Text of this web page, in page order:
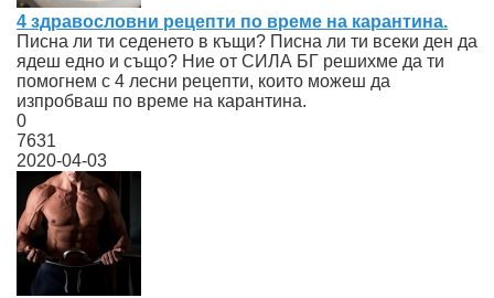
4 здравословни рецепти по време на карантина.
Писна ли ти седенето в къщи? Писна ли ти всеки ден да
ядеш едно и също? Ние от СИЛА БГ решихме да ти
помогнем с 4 лесни рецепти, които можеш да
изпробваш по време на карантина.
0
7631
2020-04-03